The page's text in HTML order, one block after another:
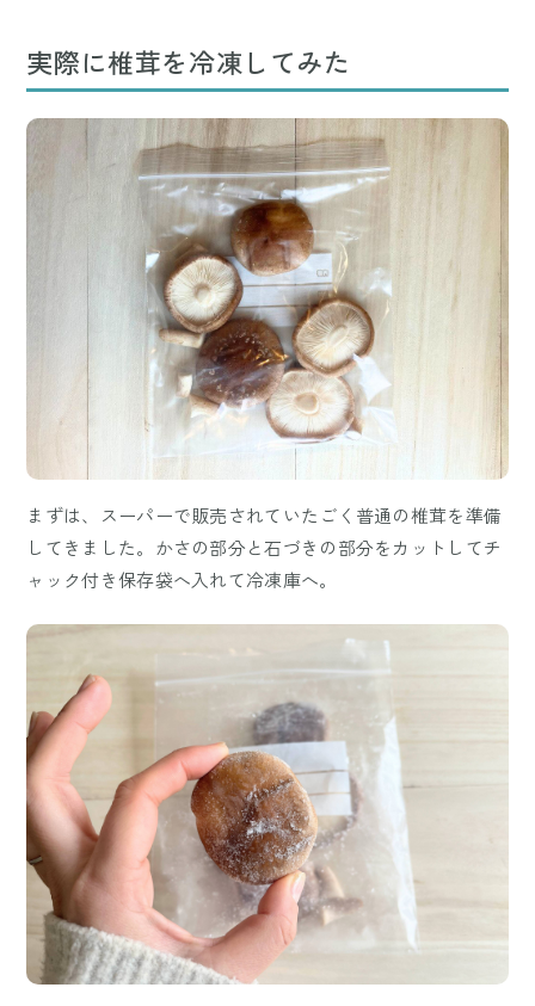
実際に椎茸を冷凍してみた
まずは、スーパーで販売されていたごく普通の椎茸を準備
してきました。かさの部分と石づきの部分をカットしてチ
ャック付き保存袋へ入れて冷凍庫へ。